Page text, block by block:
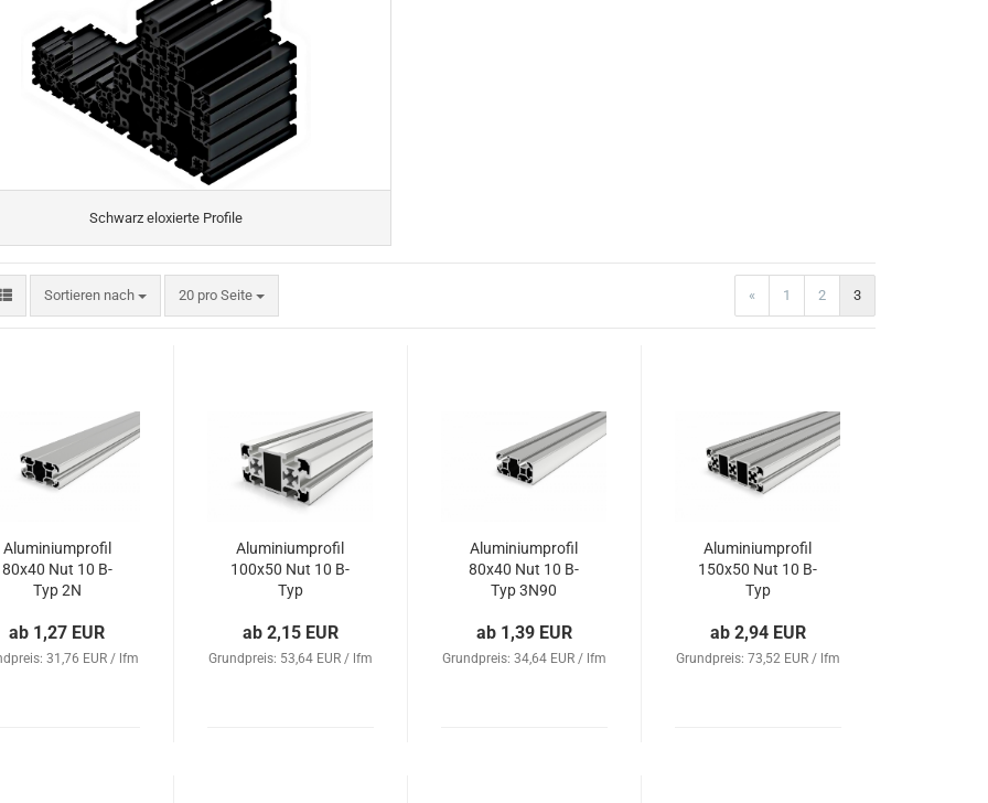
Schwarz eloxierte Profile
Sortieren nach 20 pro Seite « 1 2 3
Aluminiumprofil
80x40 Nut 10 B-
Typ 2N
ab 1,27 EUR
31,76 EUR / lfm
Aluminiumprofil
100x50 Nut 10 B-
Typ
ab 2,15 EUR
Grundpreis: 53,64 EUR / lfm
Aluminiumprofil
80x40 Nut 10 B-
Typ 3N90
ab 1,39 EUR
Grundpreis: 34,64 EUR / lfm
Aluminiumprofil
150x50 Nut 10 B-
Typ
ab 2,94 EUR
Grundpreis: 73,52 EUR / lfm